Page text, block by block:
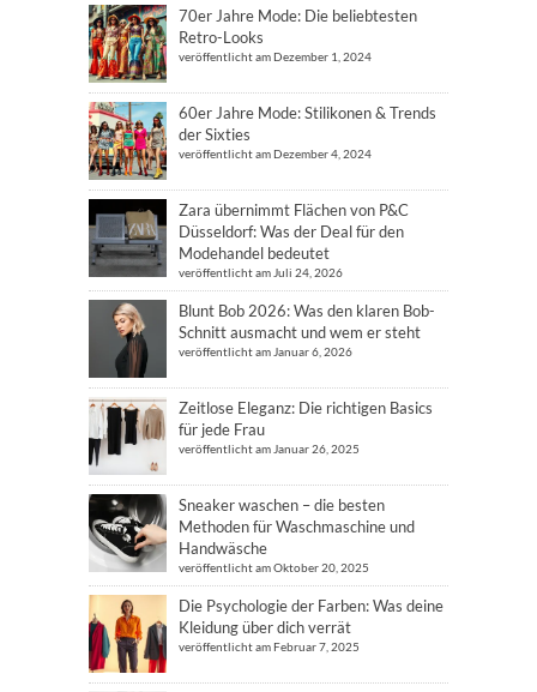
70er Jahre Mode: Die beliebtesten
Retro-Looks
veröffentlicht am Dezember 1, 2024
60er Jahre Mode: Stilikonen & Trends
der Sixties
veröffentlicht am Dezember 4, 2024
Zara übernimmt Flächen von P&C
Düsseldorf: Was der Deal für den
Modehandel bedeutet
veröffentlicht am Juli 24, 2026
Blunt Bob 2026: Was den klaren Bob-
Schnitt ausmacht und wem er steht
veröffentlicht am Januar 6, 2026
Zeitlose Eleganz: Die richtigen Basics
für jede Frau
veröffentlicht am Januar 26, 2025
Sneaker waschen – die besten
Methoden für Waschmaschine und
Handwäsche
veröffentlicht am Oktober 20, 2025
Die Psychologie der Farben: Was deine
Kleidung über dich verrät
veröffentlicht am Februar 7, 2025